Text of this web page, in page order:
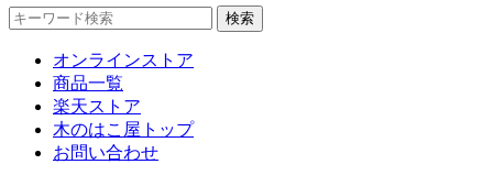
検索
オンラインストア
商品一覧
楽天ストア
木のはこ屋トップ
お問い合わせ